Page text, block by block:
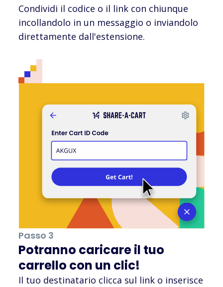
Condividi il codice o il link con chiunque
incollandolo in un messaggio o inviandolo
direttamente dall'estensione.
Passo 3
Potranno caricare il tuo
carrello con un clic!
Il tuo destinatario clicca sul link o inserisce